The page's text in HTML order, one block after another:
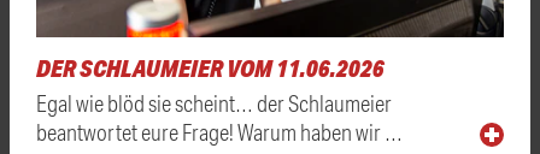
DER SCHLAUMEIER VOM 11.06.2026
Egal wie blöd sie scheint… der Schlaumeier
beantwortet eure Frage! Warum haben wir …